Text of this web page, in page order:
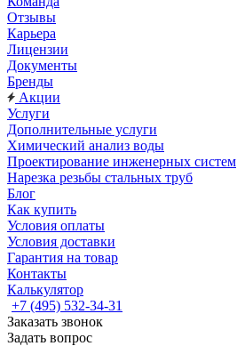
Отзывы
Карьера
Лицензии
Документы
Бренды
Акции
Услуги
Дополнительные услуги
Химический анализ воды
Проектирование инженерных систем
Нарезка резьбы стальных труб
Блог
Как купить
Условия оплаты
Условия доставки
Гарантия на товар
Контакты
Калькулятор
+7 (495) 532‑34‑31
Заказать звонок
Задать вопрос